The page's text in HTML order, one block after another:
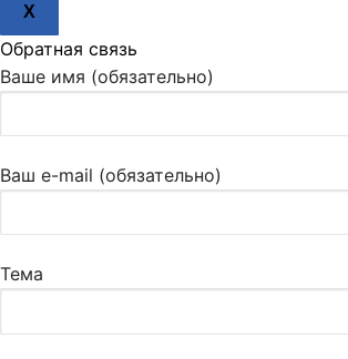
X
Обратная связь
Ваше имя (обязательно)
Ваш e-mail (обязательно)
Тема